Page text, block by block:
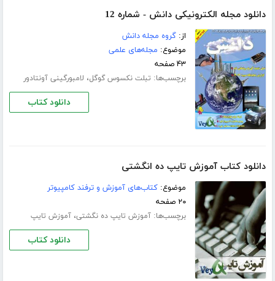
دانلود مجله الکترونیکی دانش - شماره 12
از:گروه مجله دانش
موضوع: مجله‌های علمی
۴۳ صفحه
برچسب‌ها: تبلت نکسوس گوگل، لامبورگینی آونتادور
دانلود کتاب
دانلود کتاب آموزش تایپ ده انگشتی
موضوع:کتاب‌های آموزش و ترفند کامپیوتر
۲۰ صفحه
برچسب‌ها:آموزش تایپ ده‌ نگشتی،آموزش تایپ
دانلود کتاب